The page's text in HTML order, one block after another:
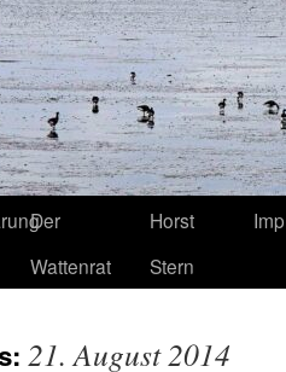
Der
Wattenrat
Horst
Stern
21. August 2014